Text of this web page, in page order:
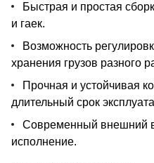
Быстрая и простая
и гаек.
Возможность
хранения грузов разного
Прочная и устойчивая
длительный срок
Современный внешний
исполнение.